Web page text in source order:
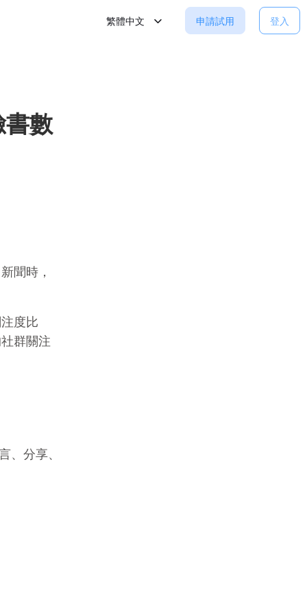
繁體中文 申請試用 登入
書數
聞時，
度比
群關注
分享、